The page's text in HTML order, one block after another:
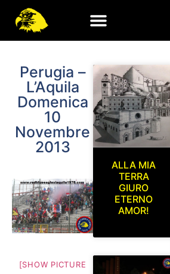
Perugia –
L’Aquila
Domenica
10
Novembre
2013
[SHOW PICTURE
ALLA MIA
TERRA
GIURO
ETERNO
AMOR!